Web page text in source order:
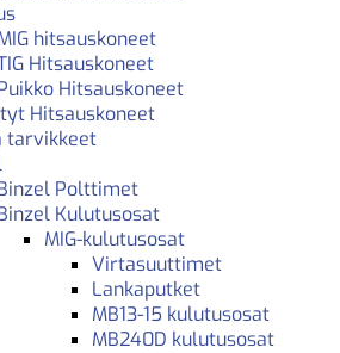
hitsauskoneet
Hitsauskoneet
Hitsauskoneet
Hitsauskoneet
tarvikkeet
Polttimet
Kulutusosat
MIG-kulutusosat
Virtasuuttimet
Lankaputket
MB13-15 kulutusosat
MB240D kulutusosat